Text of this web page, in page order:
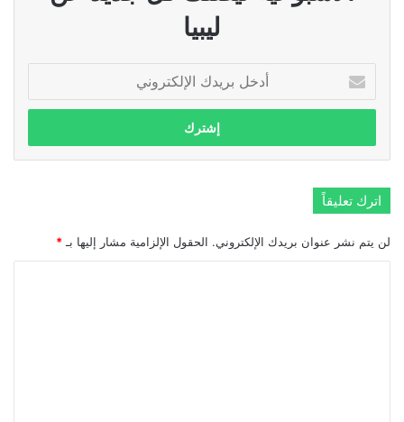
ليبيا
بريدك
الإلكتروني
اترك تعليقاً
لن يتم نشر عنوان بريدك الإلكتروني. الحقول الإلزامية مشار إليها بـ *